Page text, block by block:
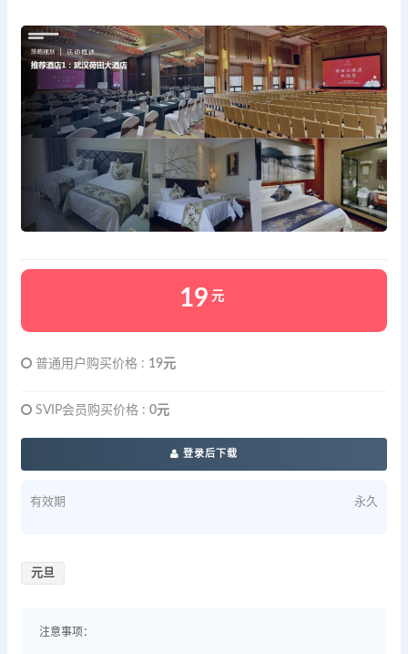
19 元
普通用户购买价格 : 19元
SVIP会员购买价格 : 0元
登录后下载
有效期 永久
元旦
注意事项：